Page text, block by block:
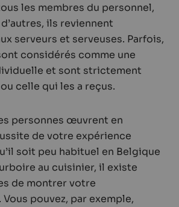
les membres du personnel,
ils reviennent
serveurs et serveuses. Parfois,
considérés comme une
et sont strictement
celle qui les a reçus.
personnes œuvrent en
de votre expérience
soit peu habituel en Belgique
au cuisinier, il existe
de montrer votre
pouvez, par exemple,